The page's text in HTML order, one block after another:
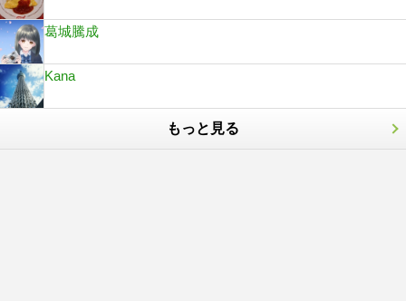
葛城騰成
Kana
もっと見る